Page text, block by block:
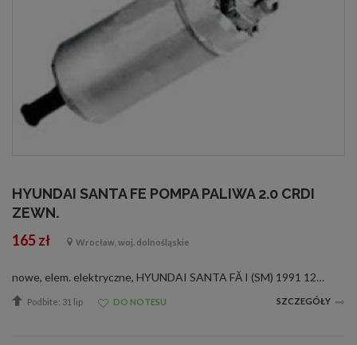
HYUNDAI SANTA FE POMPA PALIWA 2.0 CRDI
ZEWN.
165 zł Wrocław, woj. dolnośląskie
nowe, elem. elektryczne, HYUNDAI SANTA FĂ I (SM) 1991 125 92 2003/08 -&gt; 2006/0320149 FISPA31111 26930 HYUNDAI70149 SIDATE10440 AIRTEXFE10124-12B1 DELPHI0 580 464 098 BOSCH31111-26930 HYUNDAI70149 SIDAT
Podbite: 31 lip DO NOTESU SZCZEGÓŁY